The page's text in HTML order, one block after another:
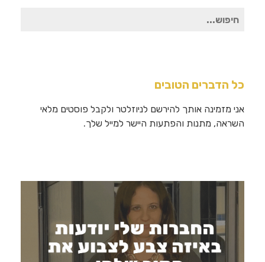
חיפוש
כל הדברים הטובים
אני מזמינה אותך להירשם לניוזלטר ולקבל פוסטים מלאי
השראה, מתנות והפתעות היישר למייל שלך.